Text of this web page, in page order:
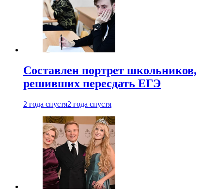
Составлен портрет школьников,
решивших пересдать ЕГЭ
2 года спустя2 года спустя